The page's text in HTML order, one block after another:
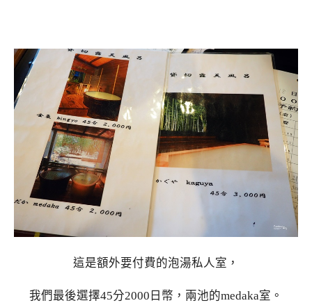
這是額外要付費的泡湯私人室，
我們最後選擇45分2000日幣，兩池的medaka室。